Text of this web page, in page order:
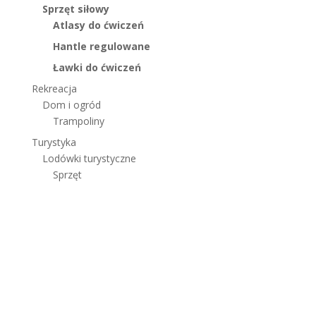
Sprzęt siłowy
Atlasy do ćwiczeń
Hantle regulowane
Ławki do ćwiczeń
Rekreacja
Dom i ogród
Trampoliny
Turystyka
Lodówki turystyczne
Sprzęt